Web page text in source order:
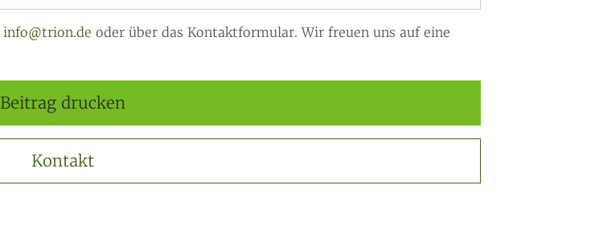
info@trion.de oder über das Kontaktformular. Wir freuen uns auf eine
Beitrag drucken
Kontakt